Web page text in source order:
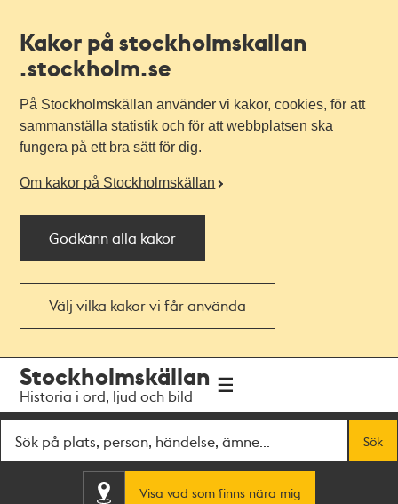
Kakor på stockholmskallan
.stockholm.se
På Stockholmskällan använder vi kakor, cookies, för att
sammanställa statistik och för att webbplatsen ska
fungera på ett bra sätt för dig.
Om kakor på Stockholmskällan
Godkänn alla kakor
Välj vilka kakor vi får använda
navigationen
huvudinnehållet
Stockholmskällan
Historia i ord, ljud och bild
Sök
Visa vad som finns nära mig